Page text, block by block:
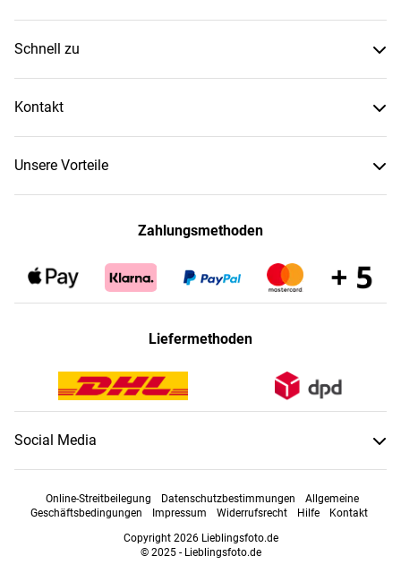
Schnell zu
Kontakt
Unsere Vorteile
Zahlungsmethoden
Liefermethoden
Social Media
Online-Streitbeilegung Datenschutzbestimmungen
Allgemeine
Geschäftsbedingungen
Impressum Widerrufsrecht Hilfe
Kontakt
Copyright 2026 Lieblingsfoto.de
© 2025 - Lieblingsfoto.de